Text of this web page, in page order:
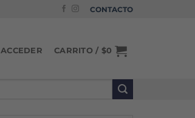
CONTACTO
ACCEDER CARRITO / $0